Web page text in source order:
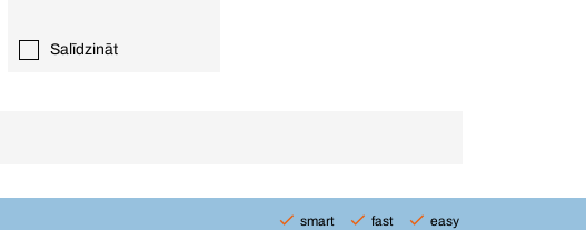
Salīdzināt
smart fast easy